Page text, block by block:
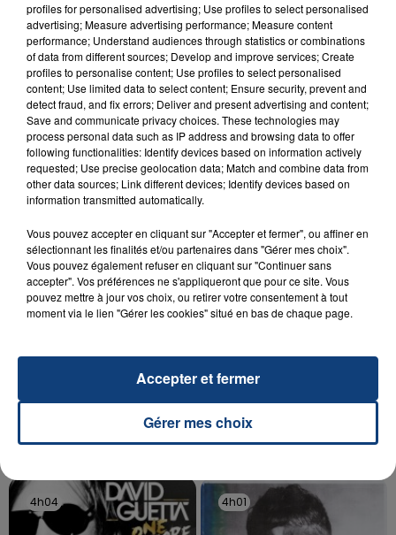
23 juillet 2026
INCENDIE MORTEL À LENS : UNE FEMME ET
SON BÉBÉ ENTRE LA VIE ET LA...
Un homme s'est immolé par le feu après avoir
aspergé sa compagne et leur bébé de trois mois
OPÉRER DE LA CHEVILLE RESSORT DE LA...
La famille a porté plainte contre la clinique qui a
reconnu sa responsabilité et présenté ses
TITRES DIFFUSÉS
4h04
4h04 4h01
4h01
profiles for personalised advertising; Use profiles to select personalised
advertising; Measure advertising performance; Measure content
performance; Understand audiences through statistics or combinations
of data from different sources; Develop and improve services; Create
profiles to personalise content; Use profiles to select personalised
content; Use limited data to select content; Ensure security, prevent and
detect fraud, and fix errors; Deliver and present advertising and content;
Save and communicate privacy choices. These technologies may
process personal data such as IP address and browsing data to offer
following functionalities: Identify devices based on information actively
requested; Use precise geolocation data; Match and combine data from
other data sources; Link different devices; Identify devices based on
information transmitted automatically.
Vous pouvez accepter en cliquant sur "Accepter et fermer", ou affiner en
sélectionnant les finalités et/ou partenaires dans "Gérer mes choix".
Vous pouvez également refuser en cliquant sur "Continuer sans
accepter". Vos préférences ne s'appliqueront que pour ce site. Vous
pouvez mettre à jour vos choix, ou retirer votre consentement à tout
moment via le lien "Gérer les cookies" situé en bas de chaque page.
Gérer mes choix
Accepter et fermer